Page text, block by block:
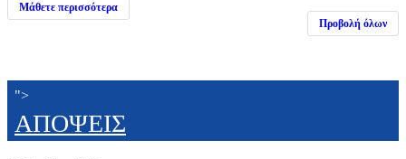
Μάθετε περισσότερα
Προβολή όλων
">
ΑΠΟΨΕΙΣ